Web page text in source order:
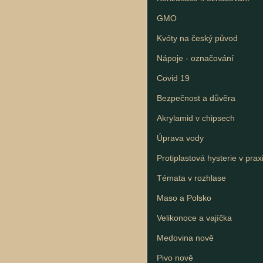
GMO
Kvóty na český původ
Nápoje - označování
Covid 19
Bezpečnost a důvěra
Akrylamid v chipsech
Úprava vody
Protiplastová hysterie v praxi
Témata v rozhlase
Maso a Polsko
Velikonoce a vajíčka
Medovina nově
Pivo nově